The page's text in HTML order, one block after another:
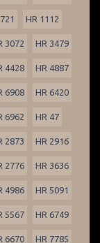
HR 1112
3072 HR 3479
4428 HR 4887
6908 HR 6420
6962 HR 47
2873 HR 2916
2776 HR 3636
4986 HR 5091
5567 HR 6749
6670 HR 7785